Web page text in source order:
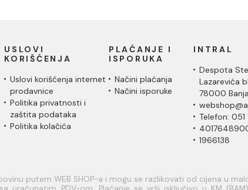
USLOVI
KORIŠĆENJA
Uslovi korišćenja internet
prodavnice
Politika privatnosti i
zaštita podataka
Politika kolačića
PLAĆANJE I
ISPORUKA
Načini plaćanja
Načini isporuke
INTRAL
Despota
Lazarevića
78000
Telefon:
1966138
putem WEB SHOP-a i mogu se razlikovati od cijena u